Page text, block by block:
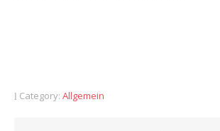
Category: Allgemein